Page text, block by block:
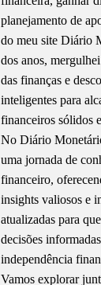
planejamento de
do meu site Diário
dos anos,
das finanças e
inteligentes para
financeiros sólidos
No Diário
uma jornada de
financeiro,
insights valiosos e
atualizadas para
decisões
independência
Vamos explorar